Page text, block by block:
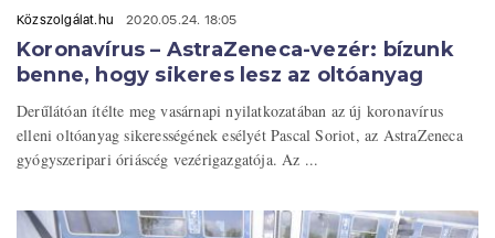
Közszolgálat.hu 2020.05.24. 18:05
Koronavírus – AstraZeneca-vezér: bízunk
benne, hogy sikeres lesz az oltóanyag
Derűlátóan ítélte meg vasárnapi nyilatkozatában az új koronavírus
elleni oltóanyag sikerességének esélyét Pascal Soriot, az AstraZeneca
gyógyszeripari óriáscég vezérigazgatója. Az ...